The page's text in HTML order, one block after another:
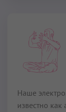
Наше
известно